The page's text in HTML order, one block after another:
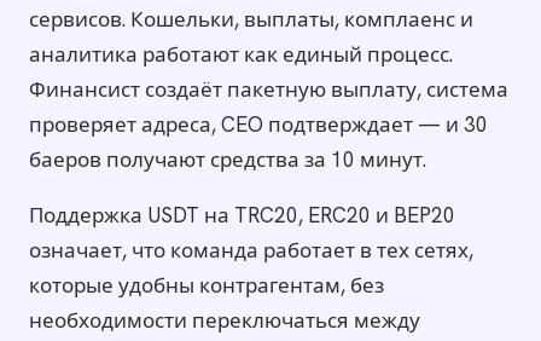
сервисов. Кошельки, выплаты, комплаенс и
аналитика работают как единый процесс.
Финансист создаёт пакетную выплату, система
проверяет адреса, CEO подтверждает — и 30
баеров получают средства за 10 минут.
Поддержка USDT на TRC20, ERC20 и BEP20
означает, что команда работает в тех сетях,
которые удобны контрагентам, без
необходимости переключаться между